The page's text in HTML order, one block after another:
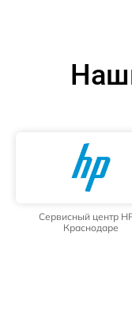
Сервисный центр
Краснодаре